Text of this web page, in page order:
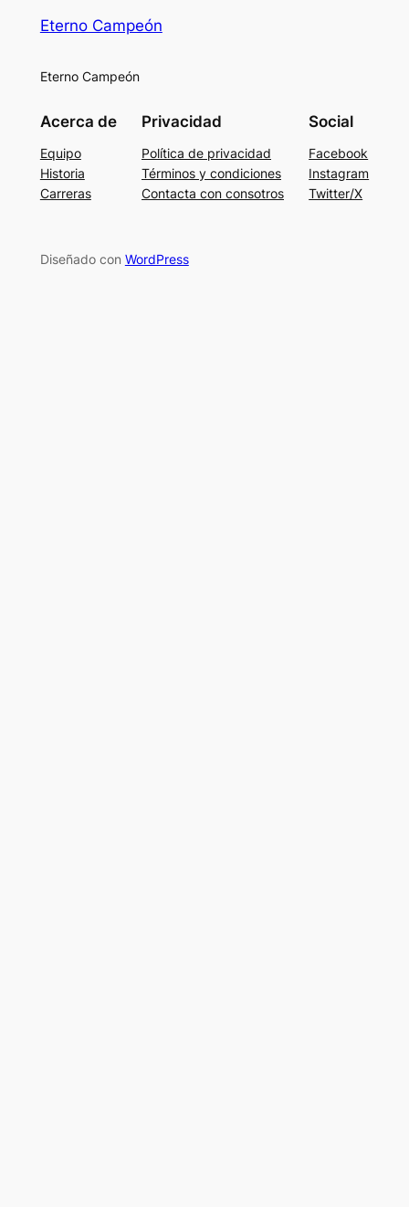
Eterno Campeón
Eterno Campeón
Acerca de
Equipo
Historia
Carreras
Privacidad
Política de privacidad
Términos y condiciones
Contacta con consotros
Social
Facebook
Instagram
Twitter/X
Diseñado con WordPress